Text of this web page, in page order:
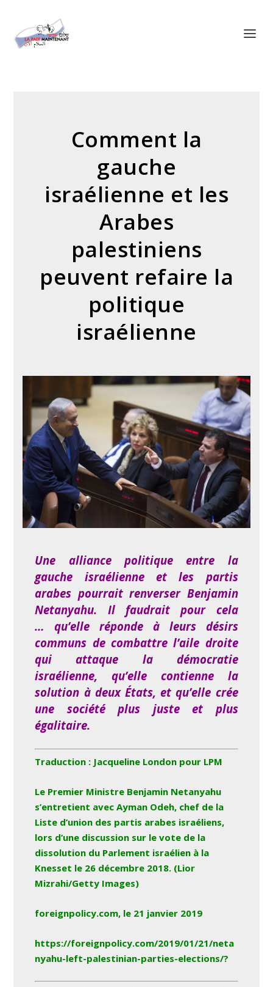
Comment la
gauche
israélienne et les
Arabes
palestiniens
peuvent refaire la
politique
israélienne
Une alliance politique entre la
gauche israélienne et les partis
arabes pourrait renverser Benjamin
Netanyahu. Il faudrait pour cela
…qu’elle réponde à leurs désirs
communs de combattre l’aile droite
qui attaque la démocratie
israélienne,qu’elle contienne la
solution à deux États, et qu’elle crée
une société plus juste et plus
égalitaire.
Traduction : Jacqueline London pour LPM
Le Premier Ministre Benjamin Netanyahu
s’entretient avec Ayman Odeh, chef de la
Liste d’union des partis arabes israéliens,
lors d’une discussion sur le vote de la
dissolution du Parlement israélien à la
Knesset le 26 décembre 2018. (Lior
Mizrahi/Getty Images)
foreignpolicy.com, le 21 janvier 2019
https://foreignpolicy.com/2019/01/21/neta
nyahu-left-palestinian-parties-elections/?